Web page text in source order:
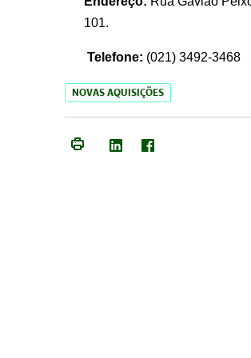
101.
Telefone: (021) 3492-3468
NOVAS AQUISIÇÕES